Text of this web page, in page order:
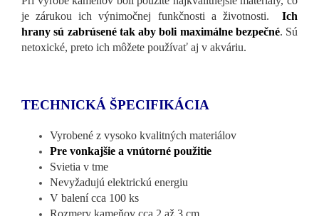
je zárukou ich výnimočnej funkčnosti a životnosti. Ich
hrany sú zabrúsené tak aby boli maximálne bezpečné. Sú
netoxické, preto ich môžete používať aj v akváriu.
TECHNICKÁ ŠPECIFIKÁCIA
Vyrobené z vysoko kvalitných materiálov
Pre vonkajšie a vnútorné použitie
Svietia v tme
Nevyžadujú elektrickú energiu
V balení cca 100 ks
Rozmery kameňov cca 2 až 3 cm